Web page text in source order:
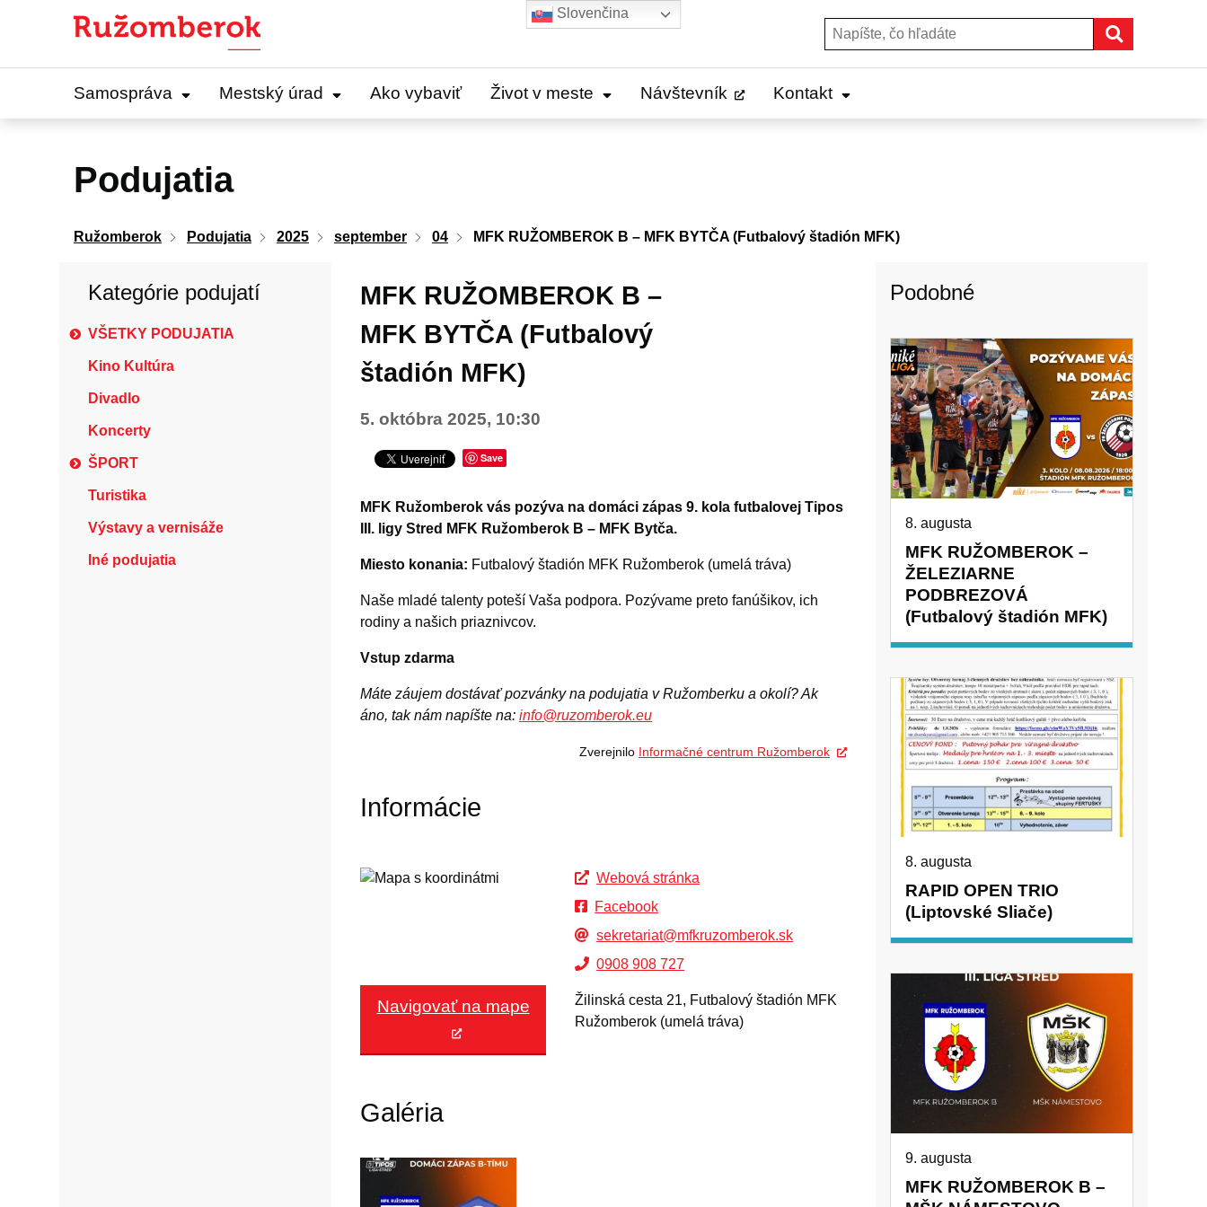
Hľadať:
Samospráva Mestský úrad Ako vybaviť Život v meste Návštevník Kontakt
Podujatia
Ružomberok Podujatia 2025 september 04 MFK RUŽOMBEROK B – MFK BYTČA (Futbalový štadión MFK)
Kategórie podujatí
VŠETKY PODUJATIA
Kino Kultúra
Divadlo
Koncerty
ŠPORT
Turistika
Výstavy a vernisáže
Iné podujatia
MFK RUŽOMBEROK B –
MFK BYTČA (Futbalový
štadión MFK)
5. októbra 2025, 10:30
Save
MFK Ružomberok vás pozýva na domáci zápas 9. kola futbalovej Tipos
III. ligy Stred MFK Ružomberok B – MFK Bytča.
Miesto konania: Futbalový štadión MFK Ružomberok (umelá tráva)
Naše mladé talenty poteší Vaša podpora. Pozývame preto fanúšikov, ich
rodiny a našich priaznivcov.
Vstup zdarma
Máte záujem dostávať pozvánky na podujatia v Ružomberku a okolí? Ak
áno, tak nám napíšte na: info@ruzomberok.eu
Zverejnilo Informačné centrum Ružomberok
Informácie
Navigovať na mape
Webová stránka
Facebook
sekretariat@mfkruzomberok.sk
0908 908 727
Žilinská cesta 21, Futbalový štadión MFK
Ružomberok (umelá tráva)
Galéria
Podobné
MFK RUŽOMBEROK –
ŽELEZIARNE
PODBREZOVÁ
(Futbalový štadión MFK)
8. augusta
RAPID OPEN TRIO
(Liptovské Sliače)
8. augusta
MFK RUŽOMBEROK B –
9. augusta
Slovenčina